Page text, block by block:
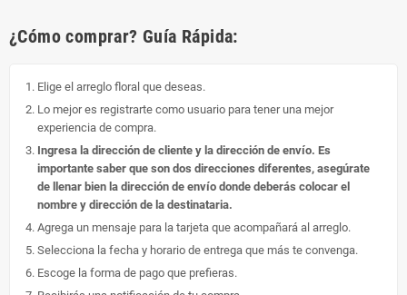
¿Cómo comprar? Guía Rápida:
Elige el arreglo floral que deseas.
Lo mejor es registrarte como usuario para tener una mejor
experiencia de compra.
Ingresa la dirección de cliente y la dirección de envío. Es
importante saber que son dos direcciones diferentes, asegúrate
de llenar bien la dirección de envío donde deberás colocar el
nombre y dirección de la destinataria.
Agrega un mensaje para la tarjeta que acompañará al arreglo.
Selecciona la fecha y horario de entrega que más te convenga.
Escoge la forma de pago que prefieras.